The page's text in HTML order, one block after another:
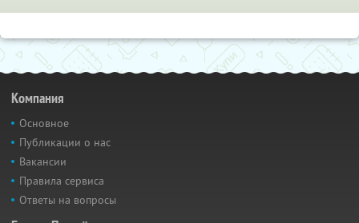
Компания
Основное
Публикации о нас
Вакансии
Правила сервиса
Ответы на вопросы